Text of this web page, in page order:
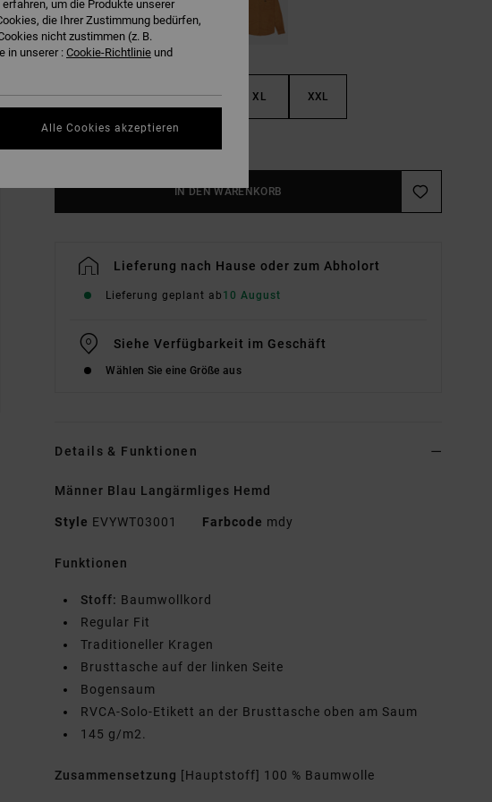
S M L XL XXL
IN DEN WARENKORB
Lieferung nach Hause oder zum Abholort
Lieferung geplant ab 10 August
Siehe Verfügbarkeit im Geschäft
Wählen Sie eine Größe aus
Details & Funktionen
Männer Blau Langärmliges Hemd
Style EVYWT03001 Farbcode mdy
Funktionen
Stoff: Baumwollkord
Regular Fit
Traditioneller Kragen
Brusttasche auf der linken Seite
Bogensaum
RVCA-Solo-Etikett an der Brusttasche oben am Saum
145 g/m2.
Zusammensetzung [Hauptstoff] 100 % Baumwolle
um die Produkte unserer
die Ihrer Zustimmung bedürfen,
nicht zustimmen (z. B.
in unserer : Cookie-Richtlinie und
Alle Cookies akzeptieren